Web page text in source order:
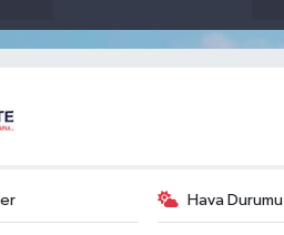
Hava Durumu